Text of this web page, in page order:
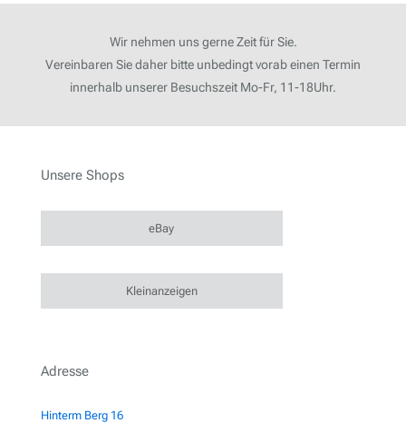
Wir nehmen uns gerne Zeit für Sie.
Vereinbaren Sie daher bitte unbedingt vorab einen Termin
innerhalb unserer Besuchszeit Mo-Fr, 11-18Uhr.
Unsere Shops
eBay
Kleinanzeigen
Adresse
Hinterm Berg 16